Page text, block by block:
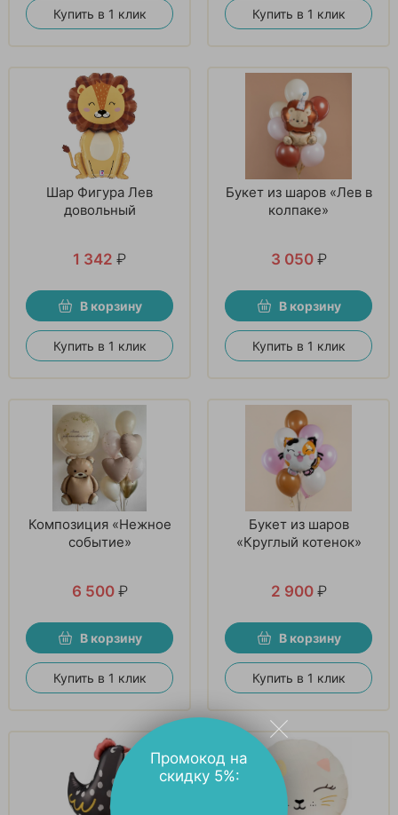
Купить в 1 клик Купить в 1 клик
Шар Фигура Лев
довольный
1 342 ₽
В корзину
Купить в 1 клик
Букет из шаров «Лев в
колпаке»
3 050 ₽
В корзину
Купить в 1 клик
Композиция «Нежное
событие»
6 500 ₽
В корзину
Купить в 1 клик
Букет из шаров
«Круглый котенок»
2 900 ₽
В корзину
Купить в 1 клик
Промокод на
скидку 5%: